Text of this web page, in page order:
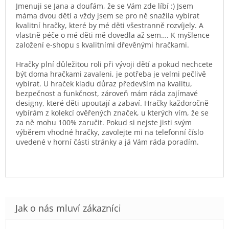
Jmenuji se Jana a doufám, že se Vám zde líbí :) Jsem
máma dvou dětí a vždy jsem se pro ně snažila vybírat
kvalitní hračky, které by mé děti všestranně rozvíjely. A
vlastně péče o mé děti mě dovedla až sem…. K myšlence
založení e-shopu s kvalitními dřevěnými hračkami.
Hračky plní důležitou roli při vývoji dětí a pokud nechcete
být doma hračkami zavaleni, je potřeba je velmi pečlivě
vybírat. U hraček kladu důraz především na kvalitu,
bezpečnost a funkčnost, zároveň mám ráda zajímavé
designy, které děti upoutají a zabaví. Hračky každoročně
vybírám z kolekcí ověřených značek, u kterých vím, že se
za ně mohu 100% zaručit. Pokud si nejste jisti svým
výběrem vhodné hračky, zavolejte mi na telefonní číslo
uvedené v horní části stránky a já Vám ráda poradím.